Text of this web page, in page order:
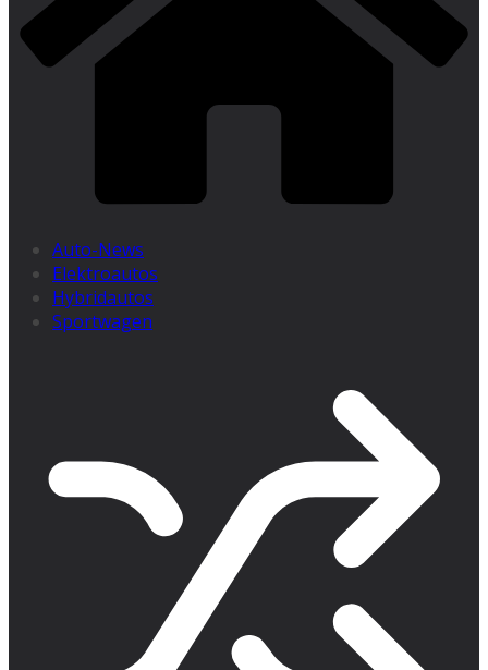
Auto-News
Elektroautos
Hybridautos
Sportwagen